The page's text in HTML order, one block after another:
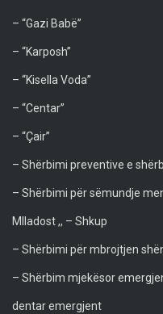
– “Gazi Babë”
– “Karposh”
– “Kisella Voda”
– “Centar”
– “Çair”
– Shërbimi preventive e
– Shërbimi për sëmundje
Mlladost ,, – Shkup
– Shërbimi për mbrojtjen
– Shërbim mjekësor
dentar emergjent